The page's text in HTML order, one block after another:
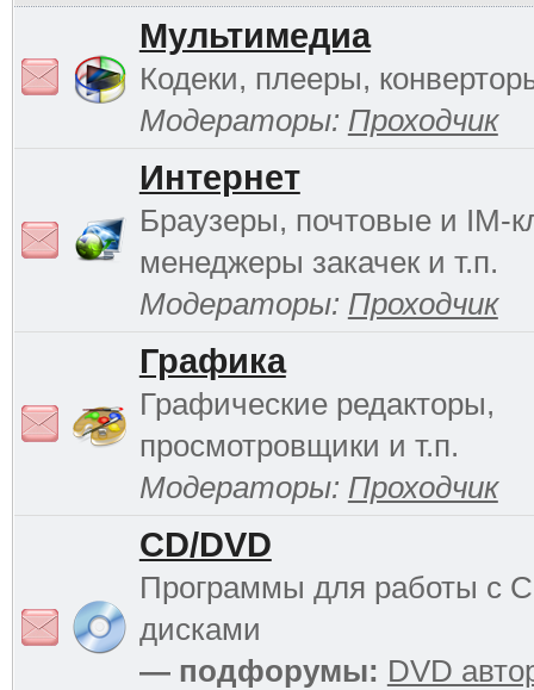
Мультимедиа
Кодеки, плееры,
Модераторы: Проходчик
Интернет
Браузеры, почтовые и IM-
менеджеры закачек и т.п.
Модераторы: Проходчик
Графика
Графические редакторы,
просмотровщики и т.п.
Модераторы: Проходчик
CD/DVD
Программы для работы с
дисками
— подфорумы: DVD